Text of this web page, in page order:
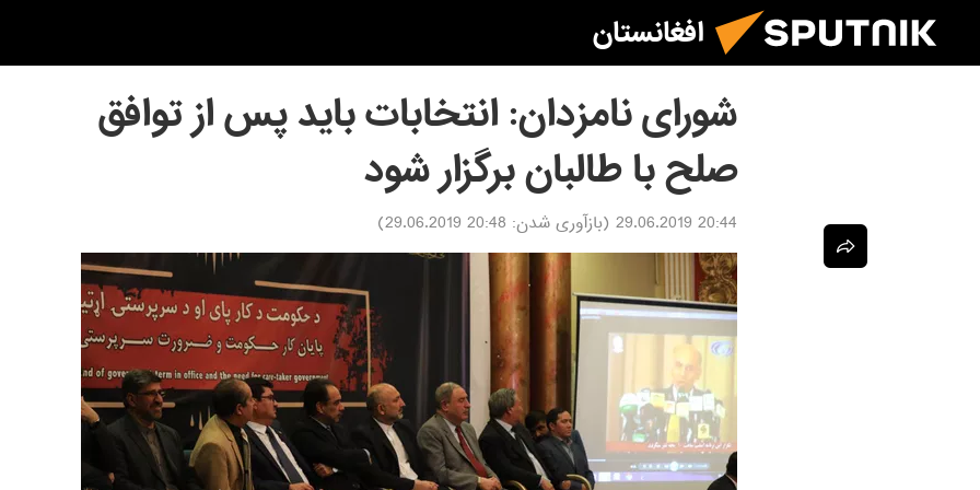
افغانستان
شورای نامزدان: انتخابات باید پس از توافق
صلح با طالبان برگزار شود
20:44 29.06.2019 (بازآوری شدن: 20:48 29.06.2019
)